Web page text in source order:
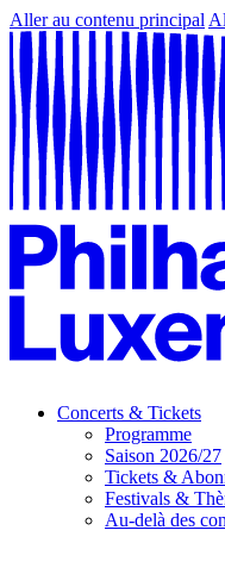
Aller au contenu principal
Concerts & Tickets
Programme
Saison 2026/27
Tickets &
Festivals &
Au-delà des